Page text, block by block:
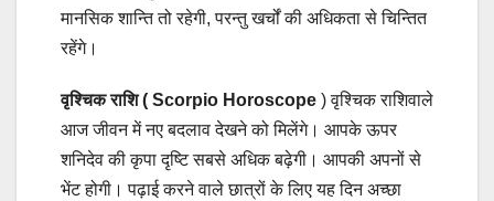
मानसिक शान्ति तो रहेगी, परन्तु खर्चों की अधिकता से चिन्तित
रहेंगे।
वृश्चिक राशि ( Scorpio Horoscope ) वृश्चिक राशिवाले
आज जीवन में नए बदलाव देखने को मिलेंगे। आपके ऊपर
शनिदेव की कृपा दृष्टि सबसे अधिक बढ़ेगी। आपकी अपनों से
भेंट होगी। पढ़ाई करने वाले छात्रों के लिए यह दिन अच्छा